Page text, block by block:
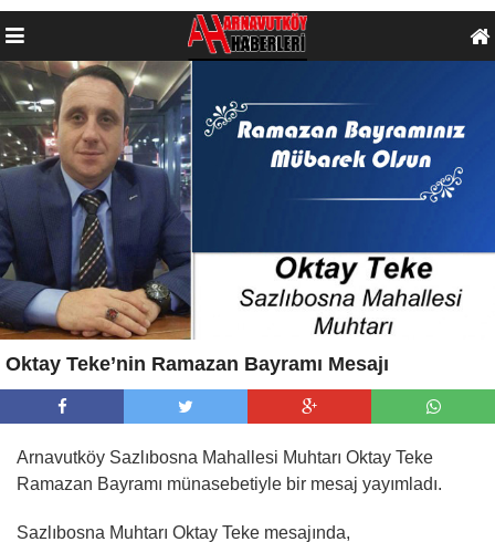
Oktay Teke’nin Ramazan Bayramı Mesajı
Arnavutköy Sazlıbosna Mahallesi Muhtarı Oktay Teke
Ramazan Bayramı münasebetiyle bir mesaj yayımladı.
Sazlıbosna Muhtarı Oktay Teke mesajında,